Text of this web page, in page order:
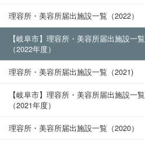
理容所・美容所届出施設一覧（2022）
【岐阜市】理容所・美容所届出施設一覧
（2022年度）
理容所・美容所届出施設一覧（2021)
【岐阜市】理容所・美容所届出施設一覧
（2021年度）
理容所・美容所届出施設一覧（2020）